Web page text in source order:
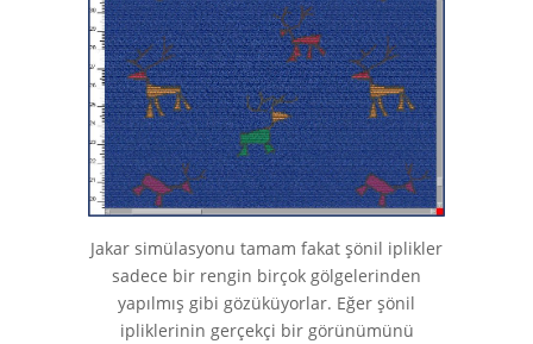
Jakar simülasyonu tamam fakat şönil iplikler
sadece bir rengin birçok gölgelerinden
yapılmış gibi gözüküyorlar. Eğer şönil
ipliklerinin gerçekçi bir görünümünü